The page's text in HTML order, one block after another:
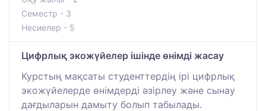
Семестр - 3
Несиелер - 5
Цифрлық экожүйелер ішінде өнімді жасау
Курстың мақсаты студенттердің ірі цифрлық
экожүйелерде өнімдерді әзірлеу және сынау
дағдыларын дамыту болып табылады.